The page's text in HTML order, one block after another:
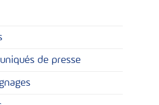
de presse